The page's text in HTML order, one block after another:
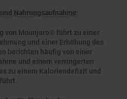
Nahrungsaufnahme:
von Mounjaro® führt zu einer
und einer Erhöhung des
berichten häufig von einer
und einem verringerten
zu einem Kaloriendefizit und